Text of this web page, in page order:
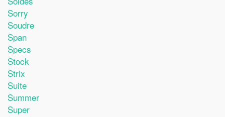
Sorry
Soudre
Span
Specs
Stock
Strix
Suite
Summer
Super